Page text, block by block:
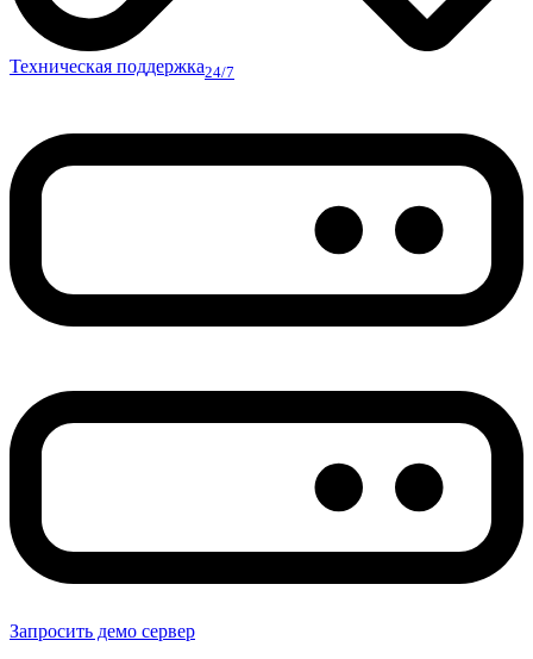
Техническая поддержка24/7
Запросить демо сервер